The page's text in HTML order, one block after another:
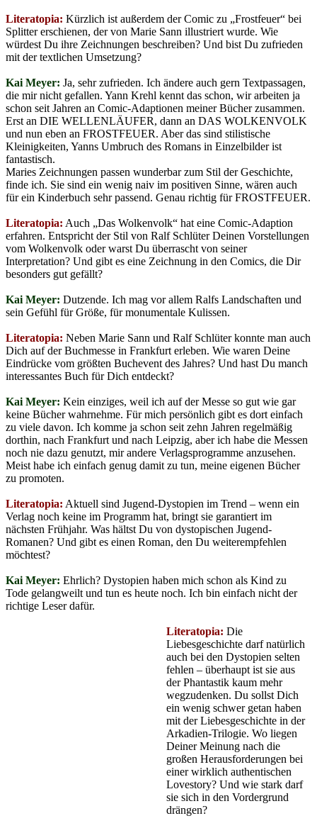
Literatopia: Kürzlich ist außerdem der Comic zu „Frostfeuer“ bei
Splitter erschienen, der von Marie Sann illustriert wurde. Wie
würdest Du ihre Zeichnungen beschreiben? Und bist Du zufrieden
mit der textlichen Umsetzung?
Kai Meyer: Ja, sehr zufrieden. Ich ändere auch gern Textpassagen,
die mir nicht gefallen. Yann Krehl kennt das schon, wir arbeiten ja
schon seit Jahren an Comic-Adaptionen meiner Bücher zusammen.
Erst an DIE WELLENLÄUFER, dann an DAS WOLKENVOLK
und nun eben an FROSTFEUER. Aber das sind stilistische
Kleinigkeiten, Yanns Umbruch des Romans in Einzelbilder ist
fantastisch.
Maries Zeichnungen passen wunderbar zum Stil der Geschichte,
finde ich. Sie sind ein wenig naiv im positiven Sinne, wären auch
für ein Kinderbuch sehr passend. Genau richtig für FROSTFEUER.
Literatopia: Auch „Das Wolkenvolk“ hat eine Comic-Adaption
erfahren. Entspricht der Stil von Ralf Schlüter Deinen Vorstellungen
vom Wolkenvolk oder warst Du überrascht von seiner
Interpretation? Und gibt es eine Zeichnung in den Comics, die Dir
besonders gut gefällt?
Kai Meyer: Dutzende. Ich mag vor allem Ralfs Landschaften und
sein Gefühl für Größe, für monumentale Kulissen.
Literatopia: Neben Marie Sann und Ralf Schlüter konnte man auch
Dich auf der Buchmesse in Frankfurt erleben. Wie waren Deine
Eindrücke vom größten Buchevent des Jahres? Und hast Du manch
interessantes Buch für Dich entdeckt?
Kai Meyer: Kein einziges, weil ich auf der Messe so gut wie gar
keine Bücher wahrnehme. Für mich persönlich gibt es dort einfach
zu viele davon. Ich komme ja schon seit zehn Jahren regelmäßig
dorthin, nach Frankfurt und nach Leipzig, aber ich habe die Messen
noch nie dazu genutzt, mir andere Verlagsprogramme anzusehen.
Meist habe ich einfach genug damit zu tun, meine eigenen Bücher
zu promoten.
Literatopia: Aktuell sind Jugend-Dystopien im Trend – wenn ein
Verlag noch keine im Programm hat, bringt sie garantiert im
nächsten Frühjahr. Was hältst Du von dystopischen Jugend-
Romanen? Und gibt es einen Roman, den Du weiterempfehlen
möchtest?
Kai Meyer: Ehrlich? Dystopien haben mich schon als Kind zu
Tode gelangweilt und tun es heute noch. Ich bin einfach nicht der
richtige Leser dafür.
Literatopia: Die
Liebesgeschichte darf natürlich
auch bei den Dystopien selten
fehlen – überhaupt ist sie aus
der Phantastik kaum mehr
wegzudenken. Du sollst Dich
ein wenig schwer getan haben
mit der Liebesgeschichte in der
Arkadien-Trilogie. Wo liegen
Deiner Meinung nach die
großen Herausforderungen bei
einer wirklich authentischen
Lovestory? Und wie stark darf
sie sich in den Vordergrund
drängen?